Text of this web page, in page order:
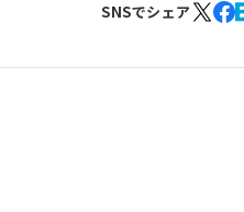
SNSでシェア